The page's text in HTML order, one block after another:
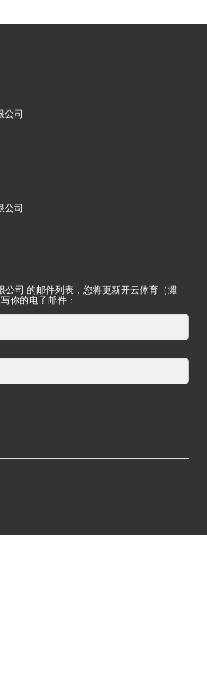
公司
公司
公司 的邮件列表，您将更新开云体育（潍
你的电子邮件：